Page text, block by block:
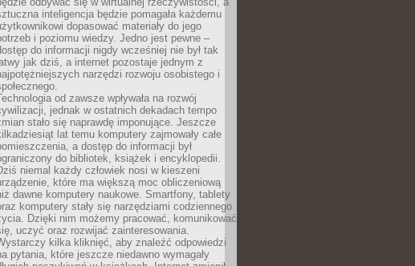
inteligencja będzie pomagała każdemu
dopasować materiały do jego
i poziomu wiedzy. Jedno jest pewne –
do informacji nigdy wcześniej nie był tak
jak dziś, a internet pozostaje jednym z
narzędzi rozwoju osobistego i
od zawsze wpływała na rozwój
jednak w ostatnich dekadach tempo
stało się naprawdę imponujące. Jeszcze
lat temu komputery zajmowały całe
a dostęp do informacji był
do bibliotek, książek i encyklopedii.
niemal każdy człowiek nosi w kieszeni
które ma większą moc obliczeniową
dawne komputery naukowe. Smartfony, tablety
komputery stały się narzędziami codziennego
Dzięki nim możemy pracować, komunikować
uczyć oraz rozwijać zainteresowania.
kilka kliknięć, aby znaleźć odpowiedzi
pytania, które jeszcze niedawno wymagały